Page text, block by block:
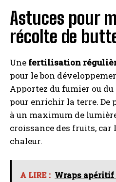
Astuces pour
récolte de
Une fertilisation
pour le bon
Apportez du fumier ou
pour enrichir la terre. De
à un maximum de
croissance des fruits, car
chaleur.
A LIRE : Wraps apéritif